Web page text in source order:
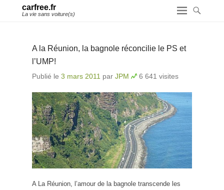
carfree.fr
La vie sans voiture(s)
A la Réunion, la bagnole réconcilie le PS et
l’UMP!
Publié le 3 mars 2011 par JPM 6 641 visites
A La Réunion, l’amour de la bagnole transcende les